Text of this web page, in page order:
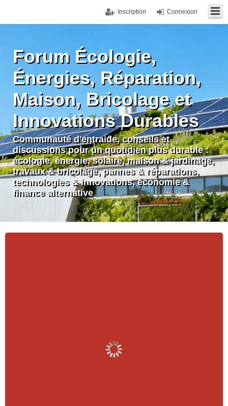
Connexion
Inscription
Forum Écologie,
Énergies, Réparation,
Maison, Bricolage et
Innovations Durables
Communauté d'entraide, conseils et
discussions pour un quotidien plus durable :
écologie, énergie, solaire, maison & jardinage,
travaux & bricolage, pannes & réparations,
technologies & innovations, économie &
finance alternative